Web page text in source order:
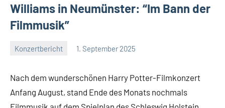
Williams in Neumünster: “Im Bann der
Filmmusik”
Konzertbericht 1. September 2025
Nach dem wunderschönen Harry Potter-Filmkonzert
Anfang August, stand Ende des Monats nochmals